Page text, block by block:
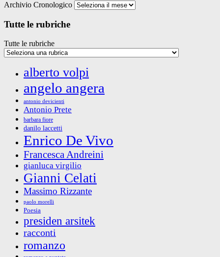
Archivio Cronologico
Tutte le rubriche
Tutte le rubriche
alberto volpi
angelo angera
antonio devicienti
Antonio Prete
barbara fiore
danilo laccetti
Enrico De Vivo
Francesca Andreini
gianluca virgilio
Gianni Celati
Massimo Rizzante
paolo morelli
Poesia
presiden arsitek
racconti
romanzo